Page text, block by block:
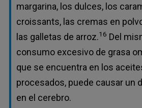
margarina, los dulces, los
croissants, las cremas en
las galletas de arroz.16 Del
consumo excesivo de grasa
que se encuentra en los
procesados, puede causar un
en el cerebro.